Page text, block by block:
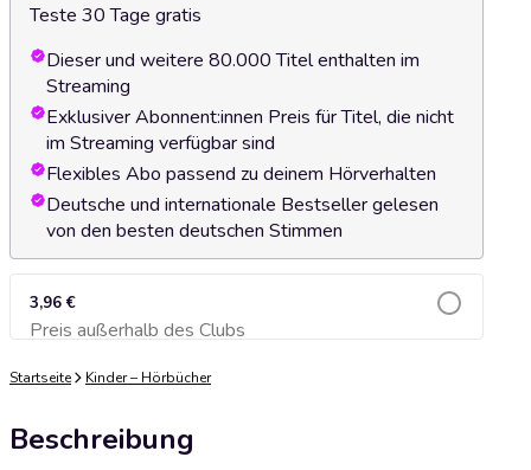
Teste 30 Tage gratis
Dieser und weitere 80.000 Titel enthalten im
Streaming
Exklusiver Abonnent:innen Preis für Titel, die nicht
im Streaming verfügbar sind
Flexibles Abo passend zu deinem Hörverhalten
Deutsche und internationale Bestseller gelesen
von den besten deutschen Stimmen
3,96 €
Preis außerhalb des ClubsZum Warenkorb hinzufügen
Startseite Kinder – Hörbücher
Beschreibung